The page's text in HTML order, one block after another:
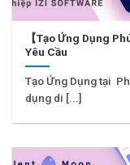
【Tạo Ứng Dụng
Yêu Cầu
Tạo Ứng Dụng tại
dụng di [...]